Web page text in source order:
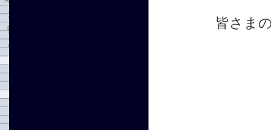
皆さま